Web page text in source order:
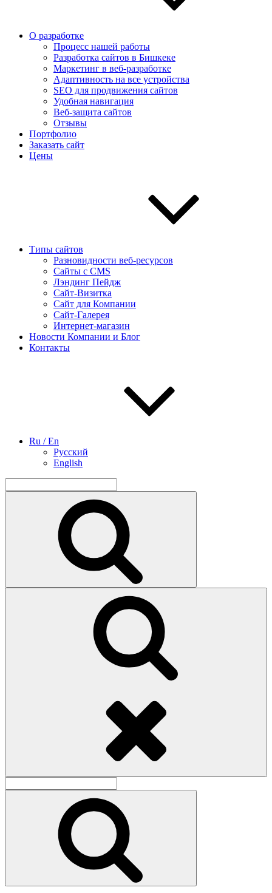
О разработке
Процесс нашей работы
Разработка сайтов в Бишкеке
Маркетинг в веб-разработке
Адаптивность на все устройства
SEO для продвижения сайтов
Удобная навигация
Веб-защита сайтов
Отзывы
Портфолио
Заказать сайт
Цены
Типы сайтов
Разновидности веб-ресурсов
Сайты с CMS
Лэндинг Пейдж
Сайт-Визитка
Сайт для Компании
Сайт-Галерея
Интернет-магазин
Новости Компании и Блог
Контакты
Ru / En
Русский
English